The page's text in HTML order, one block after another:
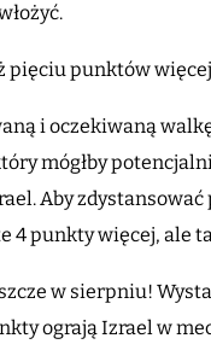
pięciu punktów
i oczekiwaną
mógłby
Aby
4 punkty więcej, ale
w sierpniu!
ograją Izrael w